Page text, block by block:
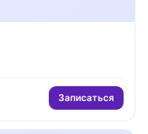
Записаться